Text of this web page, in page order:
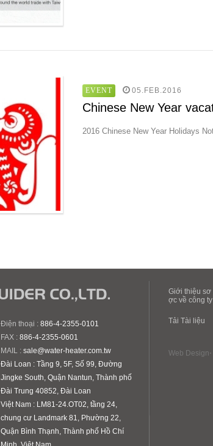
EVENT 05.FEB.2016
Chinese New Year
2016 Chinese New Year Holidays
Điện thoại : 886-4-2355-0101
FAX : 886-4-2355-0601
MAIL : sale@water-heater.com.tw
Đài Loan : Tầng 9, 5F, Số 99, Đường
Jingke South, Quận Nantun, Thành phố
Đài Trung 40852, Đài Loan
Việt Nam : LM81-24.OT02, tầng 24,
chung cư Landmark 81, Phường 22,
Quận Bình Thạnh, Thành phố Hồ Chí
Giới thiệu sơ
ợc về công ty
Tải Tài liệu
Web Design‧